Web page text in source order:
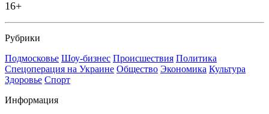
16+
Рубрики
Подмосковье Шоу-бизнес Происшествия Политика
Спецоперация на Украине Общество Экономика Культура
Здоровье Спорт
Информация